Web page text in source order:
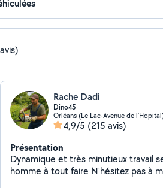
Rache Dadi
Dino45
Orléans (Le Lac-Avenue de
4,9/5 (215 avis)
Présentation
Dynamique et très minutieux travail
homme à tout faire N'hésitez pas à